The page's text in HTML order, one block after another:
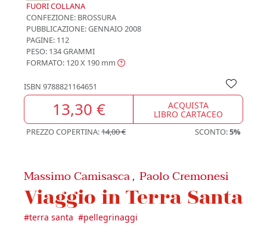
FUORI COLLANA
CONFEZIONE: BROSSURA
PUBBLICAZIONE:GENNAIO 2008
PAGINE: 112
PESO: 134 GRAMMI
FORMATO: 120 X 190 mm
ISBN 9788821164651
13,30 € ACQUISTA
LIBRO CARTACEO
PREZZO COPERTINA:14,00 € SCONTO:5%
Massimo Camisasca , Paolo Cremonesi
Viaggio in Terra Santa
#terra santa #pellegrinaggi